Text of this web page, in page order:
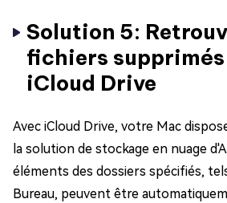
Solution 5:
fichiers supprimés
iCloud Drive
Avec iCloud Drive, votre Mac
la solution de stockage en nuage
éléments des dossiers spécifiés,
Bureau, peuvent être